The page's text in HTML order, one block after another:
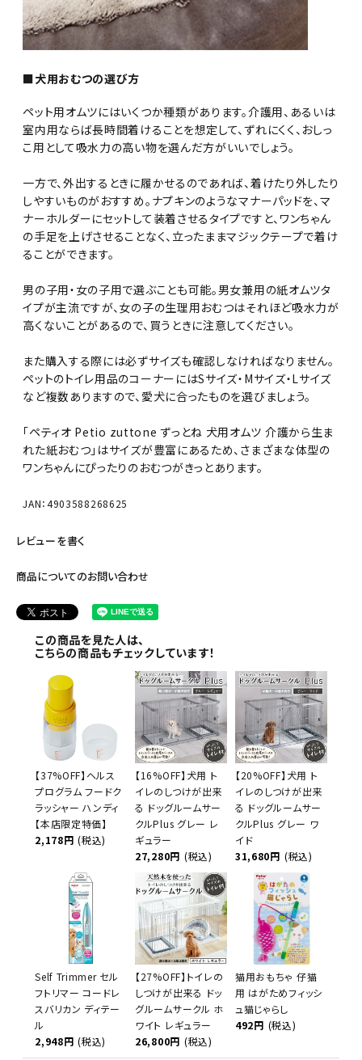
■犬用おむつの選び方
ペット用オムツにはいくつか種類があります。介護用、あるいは
室内用ならば長時間着けることを想定して、ずれにくく、おしっ
こ用として吸水力の高い物を選んだ方がいいでしょう。
一方で、外出するときに履かせるのであれば、着けたり外したり
しやすいものがおすすめ。ナプキンのようなマナーパッドを、マ
ナーホルダーにセットして装着させるタイプですと、ワンちゃん
の手足を上げさせることなく、立ったままマジックテープで着け
ることができます。
男の子用・女の子用で選ぶことも可能。男女兼用の紙オムツタ
イプが主流ですが、女の子の生理用おむつはそれほど吸水力が
高くないことがあるので、買うときに注意してください。
また購入する際には必ずサイズも確認しなければなりません。
ペットのトイレ用品のコーナーにはSサイズ・Mサイズ・Lサイズ
など複数ありますので、愛犬に合ったものを選びましょう。
「ペティオ Petio zuttone ずっとね 犬用オムツ 介護から生ま
れた紙おむつ」はサイズが豊富にあるため、さまざまな体型の
ワンちゃんにぴったりのおむつがきっとあります。
JAN：4903588268625
レビューを書く
商品についてのお問い合わせ
この商品を見た人は、
こちらの商品もチェックしています！
【37%OFF】ヘルス
プログラム フードク
ラッシャー ハンディ
【本店限定特価】
2,178円 (税込)
【16%OFF】犬用 ト
イレのしつけが出来
る ドッグルームサー
クルPlus グレー レ
ギュラー
27,280円 (税込)
【20%OFF】犬用 ト
イレのしつけが出来
る ドッグルームサー
クルPlus グレー ワ
イド
31,680円 (税込)
Self Trimmer セル
フトリマー コードレ
スバリカン ディテー
ル
2,948円 (税込)
【27%OFF】トイレの
しつけが出来る ドッ
グルームサークル ホ
ワイト レギュラー
26,800円 (税込)
猫用おもちゃ 仔猫
用 はがためフィッシ
ュ猫じゃらし
492円 (税込)